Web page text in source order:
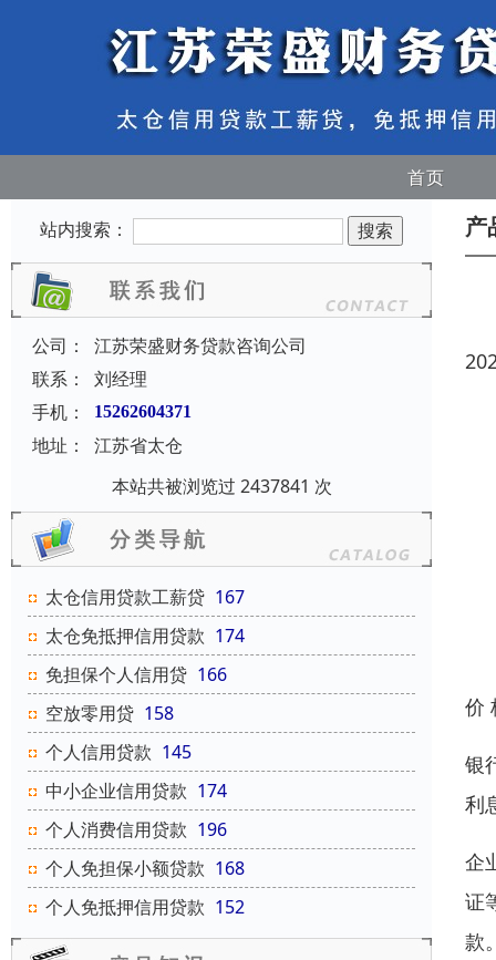
首页
站内搜索：
公司：
江苏荣盛财务贷款咨询公司
联系：
刘经理
手机：
15262604371
地址：
江苏省太仓
本站共被浏览过 2437841 次
太仓信用贷款工薪贷 167
太仓免抵押信用贷款 174
免担保个人信用贷 166
空放零用贷 158
个人信用贷款 145
中小企业信用贷款 174
个人消费信用贷款 196
个人免担保小额贷款 168
个人免抵押信用贷款 152
产
价
银
利
企
证
款